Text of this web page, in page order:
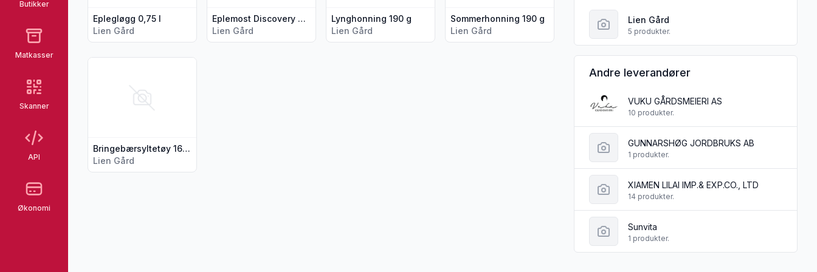
Butikker
Matkasser
Skanner
API
Økonomi
Eplegløgg 0,75 l
Lien Gård
Eplemost Discovery 0,75 l
Lien Gård
Lynghonning 190 g
Lien Gård
Sommerhonning 190 g
Lien Gård
Bringebærsyltetøy 160 g
Lien Gård
Vis flere detaljer for produktet "Bringebærsyltetøy 160 g"
Lien Gård
5 produkter.
Andre leverandører
VUKU GÅRDSMEIERI AS
10 produkter.
GUNNARSHØG JORDBRUKS AB
1 produkter.
XIAMEN LILAI IMP.& EXP.CO., LTD
14 produkter.
Sunvita
1 produkter.